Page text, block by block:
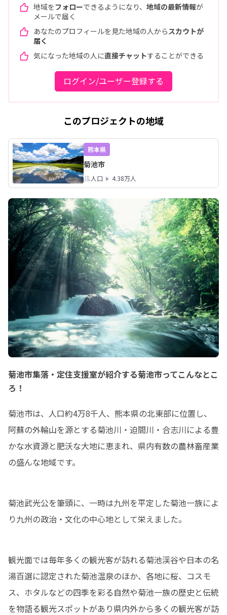
地域をフォローできるようになり、 地域の最新情報が
メールで届く
あなたのプロフィールを見た地域の人から スカウトが
届く
気になった地域の人に直接チャットすることができる
ログイン/ユーザー登録する
このプロジェクトの地域
熊本県
菊池市
人口 4.38万人
菊池市集落・定住支援室が紹介する菊池市ってこんなとこ
ろ！
菊池市は、人口約4万8千人、熊本県の北東部に位置し、
阿蘇の外輪山を源とする菊池川・迫間川・合志川による豊
かな水資源と肥沃な大地に恵まれ、県内有数の農林畜産業
の盛んな地域です。
菊池武光公を筆頭に、一時は九州を平定した菊池一族によ
り九州の政治・文化の中心地として栄えました。
観光面では毎年多くの観光客が訪れる菊池渓谷や日本の名
湯百選に認定された菊池温泉のほか、各地に桜、コスモ
ス、ホタルなどの四季を彩る自然や菊池一族の歴史と伝統
を物語る観光スポットがあり県内外から多くの観光客が訪